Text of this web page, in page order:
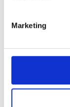
Marketing